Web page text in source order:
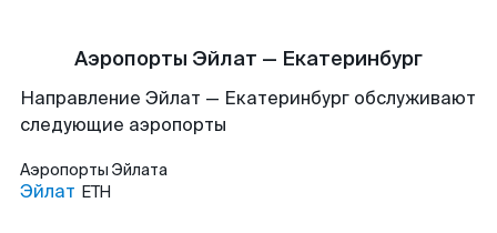
Аэропорты Эйлат — Екатеринбург
Направление Эйлат — Екатеринбург обслуживают
следующие аэропорты
Аэропорты Эйлата
Эйлат ETH